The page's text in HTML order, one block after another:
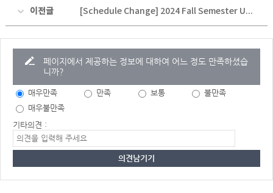
이전글 [Schedule Change] 2024 Fall Semester Undergraduate(Transfer) Application Guidelines For International Students (2024학년도 후기 외국인 특별전형 편입생 모집 안내)
페이지에서 제공하는 정보에 대하여 어느 정도 만족하셨습
니까?
매우만족 만족 보통
불만족
매우불만족
기타의견 :